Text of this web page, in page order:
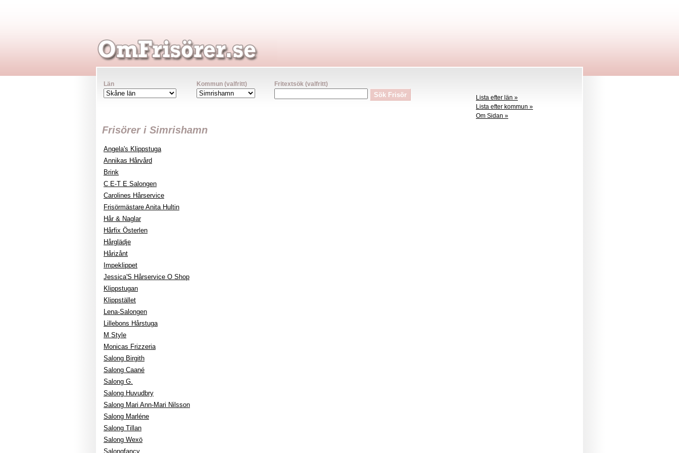
Län Kommun (valfritt) Fritextsök (valfritt)
Frisörer i Simrishamn
Angela's Klippstuga
Annikas Hårvård
Brink
C E-T E Salongen
Carolines Hårservice
Frisörmästare Anita Hultin
Hår & Naglar
Hårfix Österlen
Hårglädje
Hårizånt
Impeklippet
Jessica'S Hårservice O Shop
Klippstugan
Klippstället
Lena-Salongen
Lillebons Hårstuga
M Style
Monicas Frizzeria
Salong Birgith
Salong Caané
Salong G.
Salong Huvudbry
Salong Mari Ann-Mari Nilsson
Salong Marléne
Salong Tillan
Salong Wexö
Salongfancy
Lista efter län »
Lista efter kommun »
Om Sidan »